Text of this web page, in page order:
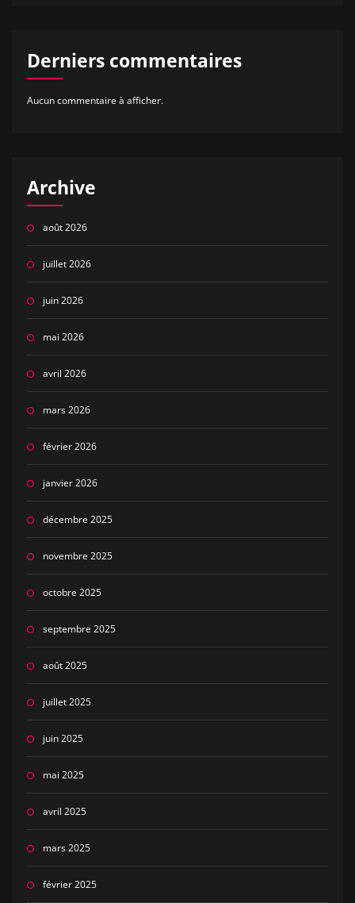
Derniers commentaires
Aucun commentaire à afficher.
Archive
août 2026
juillet 2026
juin 2026
mai 2026
avril 2026
mars 2026
février 2026
janvier 2026
décembre 2025
novembre 2025
octobre 2025
septembre 2025
août 2025
juillet 2025
juin 2025
mai 2025
avril 2025
mars 2025
février 2025